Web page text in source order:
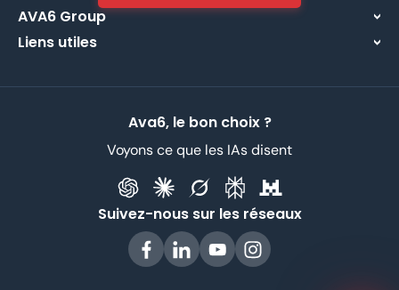
AVA6 Group
À propos
Liens utiles
Ava6, le bon choix ?
Voyons ce que les IAs disent
Suivez-nous sur les réseaux